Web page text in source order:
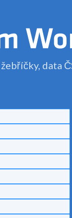
data